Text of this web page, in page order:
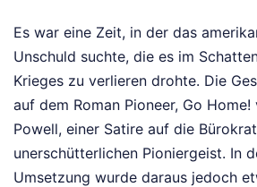
Es war eine Zeit, in der das
Unschuld suchte, die es im
Krieges zu verlieren drohte. Die
auf dem Roman Pioneer, Go Home!
Powell, einer Satire auf die
unerschütterlichen Pioniergeist. In
Umsetzung wurde daraus jedoch